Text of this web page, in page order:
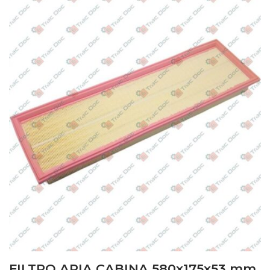
McCormick –F90/GE/XL/GB – F Top Restyling (2010)
RP55 – Trattore
Landini –80 F/GE/GT – Rex Techno Tier 3 (2008 –
2009) RP54 – Trattore
Landini–85 F/GT/GE – Rex Tier 2 (2003 – 2008) RP51
– Trattore–Motore: Perkins 1104C-44 dalla matricola
W09145
Landini–80 F/GE/GT – Rex Tier 3 (2008 – 2009)
RP53 – Trattore
McCormick–
F 80 GE/XL – F/XL Techno Tier 3 (2008 –
2009) RP54 – Trattore